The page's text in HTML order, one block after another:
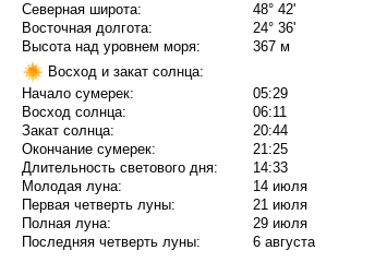
Северная широта:
48° 42'
Восточная долгота:
24° 36'
Высота над уровнем моря:
367 м
Восход и закат солнца:
Начало сумерек:
05:29
Восход солнца:
06:11
Закат солнца:
20:44
Окончание сумерек:
21:25
Длительность светового дня:
14:33
Молодая луна:
14 июля
Первая четверть луны:
21 июля
Полная луна:
29 июля
Последняя четверть луны:
6 августа